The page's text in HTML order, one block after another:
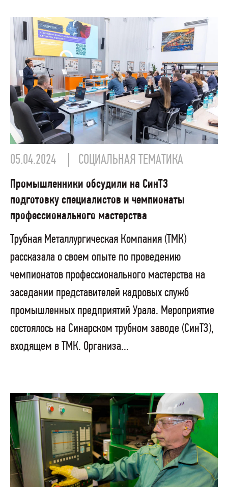
05.04.2024 СОЦИАЛЬНАЯ ТЕМАТИКА
Промышленники обсудили на СинТЗ
подготовку специалистов и чемпионаты
профессионального мастерства
Трубная Металлургическая Компания (ТМК)
рассказала о своем опыте по проведению
чемпионатов профессионального мастерства на
заседании представителей кадровых служб
промышленных предприятий Урала. Мероприятие
состоялось на Синарском трубном заводе (СинТЗ),
входящем в ТМК. Организа...